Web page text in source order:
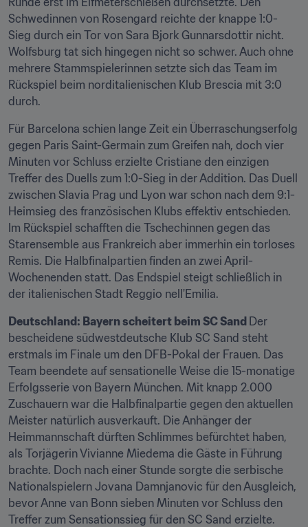
Schwedinnen von Rosengard reichte der knappe 1:0-
Sieg durch ein Tor von Sara Bjork Gunnarsdottir nicht.
Wolfsburg tat sich hingegen nicht so schwer. Auch ohne
mehrere Stammspielerinnen setzte sich das Team im
Rückspiel beim norditalienischen Klub Brescia mit 3:0
durch.
Für Barcelona schien lange Zeit ein Überraschungserfolg
gegen Paris Saint-Germain zum Greifen nah, doch vier
Minuten vor Schluss erzielte Cristiane den einzigen
Treffer des Duells zum 1:0-Sieg in der Addition. Das Duell
zwischen Slavia Prag und Lyon war schon nach dem 9:1-
Heimsieg des französischen Klubs effektiv entschieden.
Im Rückspiel schafften die Tschechinnen gegen das
Starensemble aus Frankreich aber immerhin ein torloses
Remis. Die Halbfinalpartien finden an zwei April-
Wochenenden statt. Das Endspiel steigt schließlich in
der italienischen Stadt Reggio nell'Emilia.
Deutschland: Bayern scheitert beim SC Sand Der
bescheidene südwestdeutsche Klub SC Sand steht
erstmals im Finale um den DFB-Pokal der Frauen. Das
Team beendete auf sensationelle Weise die 15-monatige
Erfolgsserie von Bayern München. Mit knapp 2.000
Zuschauern war die Halbfinalpartie gegen den aktuellen
Meister natürlich ausverkauft. Die Anhänger der
Heimmannschaft dürften Schlimmes befürchtet haben,
als Torjägerin Vivianne Miedema die Gäste in Führung
brachte. Doch nach einer Stunde sorgte die serbische
Nationalspielern Jovana Damnjanovic für den Ausgleich,
bevor Anne van Bonn sieben Minuten vor Schluss den
Treffer zum Sensationssieg für den SC Sand erzielte.